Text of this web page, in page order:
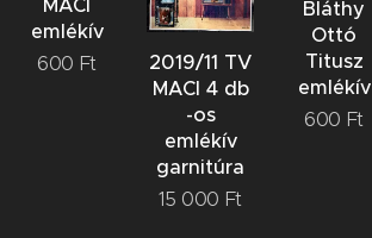
MACI
emlékív
600 Ft
2019/11 TV
MACI 4 db
-os
emlékív
garnitúra
15 000 Ft
Bláthy
Ottó
Titusz
emlékív
600 Ft